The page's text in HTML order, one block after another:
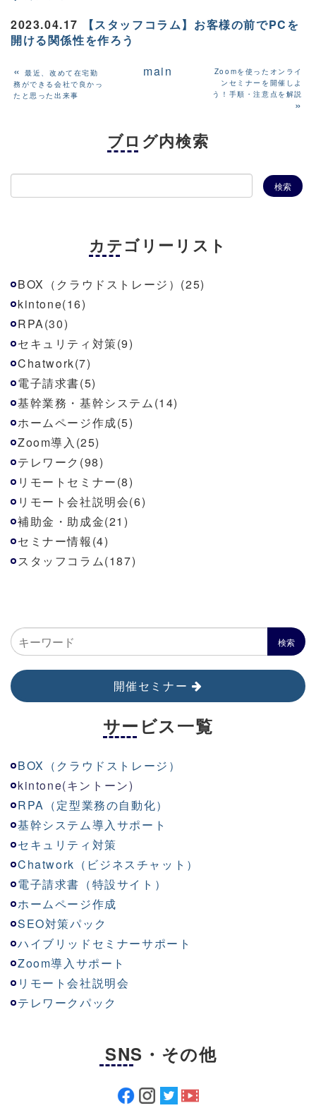
2023.04.17
【スタッフコラム】お客様の前でPCを
開ける関係性を作ろう
«最近、改めて在宅勤
務ができる会社で良かっ
たと思った出来事
main
Zoomを使ったオンライ
ンセミナーを開催しよ
う！手順・注意点を解説
»
ブログ内検索
カテゴリーリスト
BOX（クラウドストレージ）(25)
kintone(16)
RPA(30)
セキュリティ対策(9)
Chatwork(7)
電子請求書(5)
基幹業務・基幹システム(14)
ホームページ作成(5)
Zoom導入(25)
テレワーク(98)
リモートセミナー(8)
リモート会社説明会(6)
補助金・助成金(21)
セミナー情報(4)
スタッフコラム(187)
開催セミナー
サービス一覧
BOX（クラウドストレージ）
kintone(キントーン)
RPA（定型業務の自動化）
基幹システム導入サポート
セキュリティ対策
Chatwork（ビジネスチャット）
電子請求書（特設サイト）
ホームページ作成
SEO対策パック
ハイブリッドセミナーサポート
Zoom導入サポート
リモート会社説明会
テレワークパック
SNS・その他